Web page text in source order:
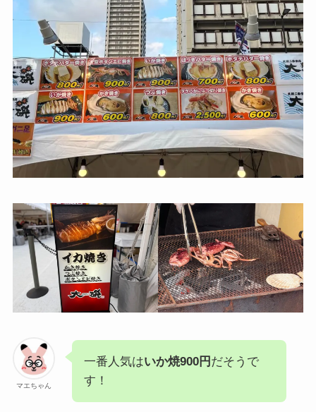
マエちゃん
一番人気はいか焼900円 だそうで
す！